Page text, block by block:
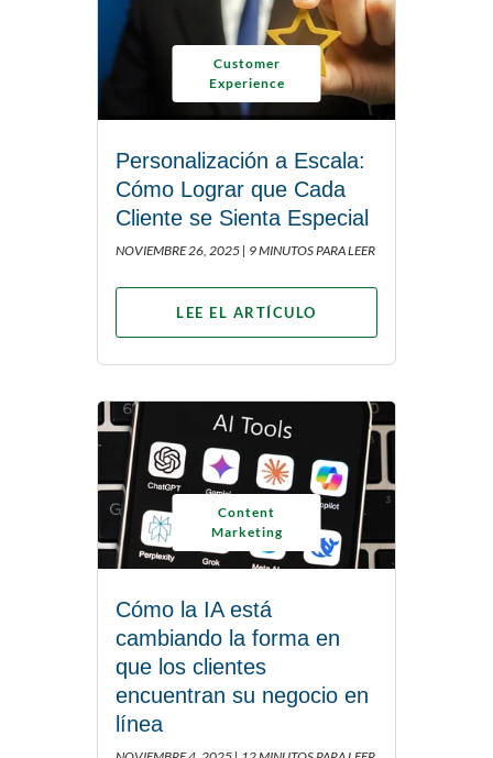
Customer
Experience
Personalización a Escala:
Cómo Lograr que Cada
Cliente se Sienta Especial
NOVIEMBRE 26, 2025 | 9 MINUTOS PARA LEER
LEE EL ARTÍCULO
Content
Marketing
Cómo la IA está
cambiando la forma en
que los clientes
encuentran su negocio en
línea